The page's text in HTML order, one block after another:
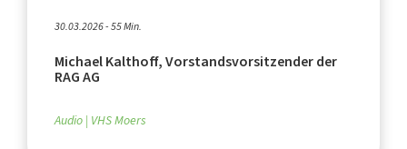
30.03.2026 - 55 Min.
Michael Kalthoff, Vorstandsvorsitzender der
RAG AG
Audio VHS Moers